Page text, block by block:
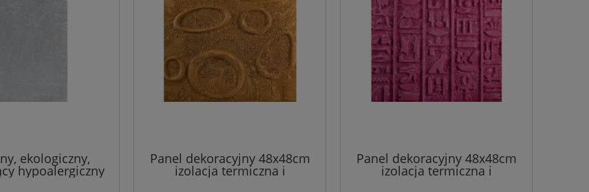
ekologiczny,
hypoalergiczny
termiczna i
Panel dekoracyjny 48x48cm
izolacja termiczna i
akustyczna Circles - 216
Panel dekoracyjny 48x48cm
izolacja termiczna i
akustyczna Egypt - 216 paneli